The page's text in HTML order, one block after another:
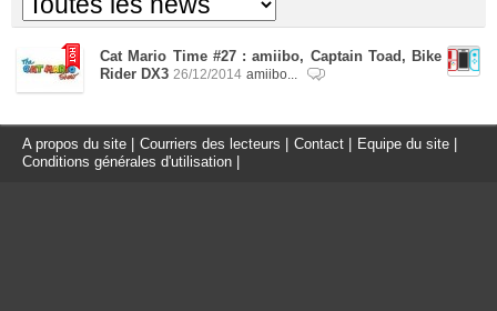
Cat Mario Time #27 : amiibo, Captain Toad, Bike
Rider DX3 26/12/2014 amiibo...
A propos du site Courriers des lecteurs Contact Equipe du site
Conditions générales d'utilisation